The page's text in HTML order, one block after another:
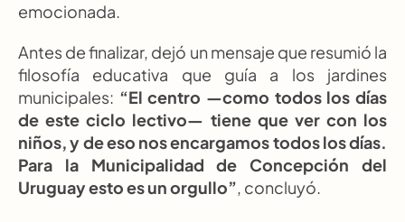
emocionada.
Antes de finalizar, dejó un mensaje que resumió la
filosofía educativa que guía a los jardines
municipales: “El centro —como todos los días
de este ciclo lectivo— tiene que ver con los
niños, y de eso nos encargamos todos los días.
Para la Municipalidad de Concepción del
Uruguay esto es un orgullo”, concluyó.